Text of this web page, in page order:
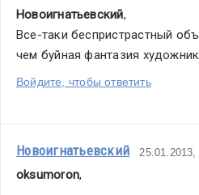
Новоигнатьевский,
Все-таки беспристрастный
чем буйная фантазия
Войдите, чтобы ответить
Новоигнатьевский 25.01.2013,
oksumoron,